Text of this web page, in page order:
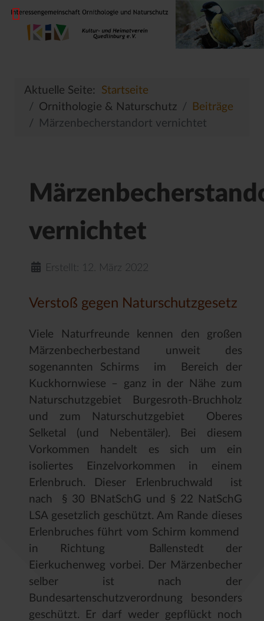
Aktuelle Seite: Startseite
Ornithologie & Naturschutz
Beiträge
Märzenbecherstandort vernichtet
vernichtet
Erstellt: 12. März 2022
Verstoß gegen Naturschutzgesetz
Viele Naturfreunde kennen den großen
Märzenbecherbestand unweit des
sogenannten Schirms im Bereich der
Kuckhornwiese – ganz in der Nähe zum
Naturschutzgebiet Burgesroth-Bruchholz
und zum Naturschutzgebiet Oberes
Selketal (und Nebentäler). Bei diesem
Vorkommen handelt es sich um ein
isoliertes Einzelvorkommen in einem
Erlenbruch. Dieser Erlenbruchwald ist
nach § 30 BNatSchG und § 22 NatSchG
LSA gesetzlich geschützt. Am Rande dieses
Erlenbruches führt vom Schirm kommend
in Richtung Ballenstedt der
Eierkuchenweg vorbei. Der Märzenbecher
selber ist nach der
Bundesartenschutzverordnung besonders
geschützt. Er darf weder gepflückt noch